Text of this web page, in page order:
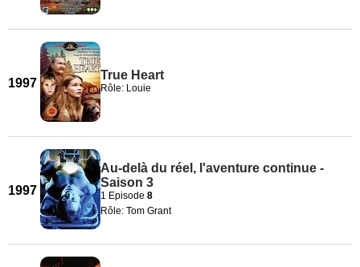
1997
True Heart
Rôle: Louie
1997
Au-delà du réel, l'aventure continue -
Saison 3
1 Episode 8
Rôle: Tom Grant